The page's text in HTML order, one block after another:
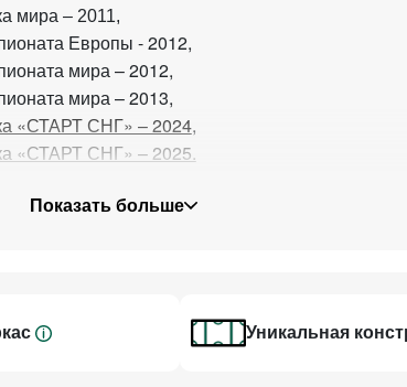
мира – 2011,
Европы - 2012,
мира – 2012,
мира – 2013,
«СТАРТ СНГ» – 2024,
«СТАРТ СНГ» – 2025.
для тех, кто ценит высокий профессиональный
эксклюзивная разработка Фабрики
Показать больше
Уникальная